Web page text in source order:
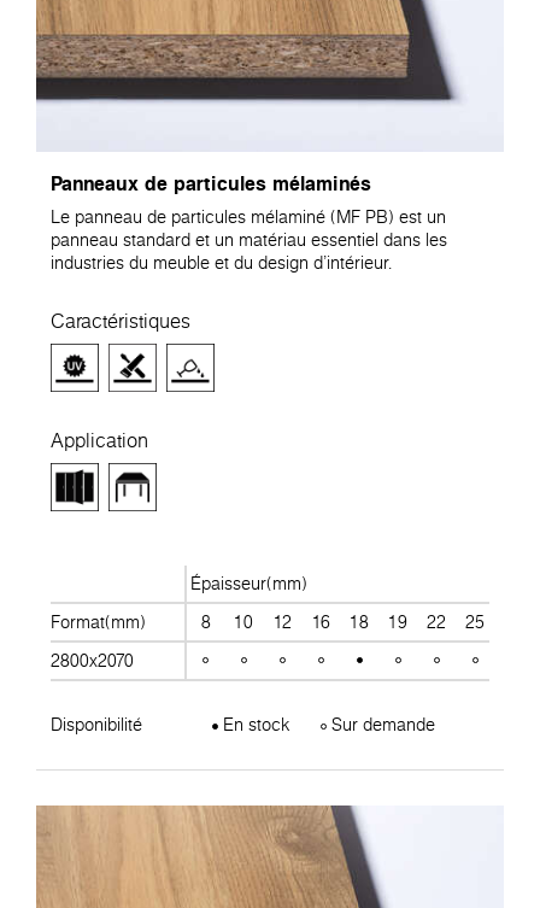
Panneaux de particules mélaminés
Le panneau de particules mélaminé (MF PB) est un
panneau standard et un matériau essentiel dans les
industries du meuble et du design d'intérieur.
Caractéristiques
Application
Épaisseur(mm)
Format(mm)
8 10 12 16 18 19 22 25
2800x2070
Disponibilité En stock Sur demande